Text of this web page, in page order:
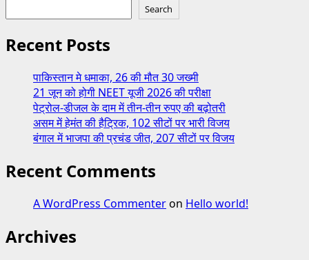
Search
Recent Posts
पाकिस्तान मे धमाका, 26 की मौत 30 जख्मी
21 जून को होगी NEET यूजी 2026 की परीक्षा
पेट्रोल-डीजल के दाम में तीन-तीन रुपए की बढ़ोतरी
असम में हेमंत की हैट्रिक, 102 सीटों पर भारी विजय
बंगाल में भाजपा की प्रचंड जीत, 207 सीटों पर विजय
Recent Comments
A WordPress Commenteron Hello world!
Archives